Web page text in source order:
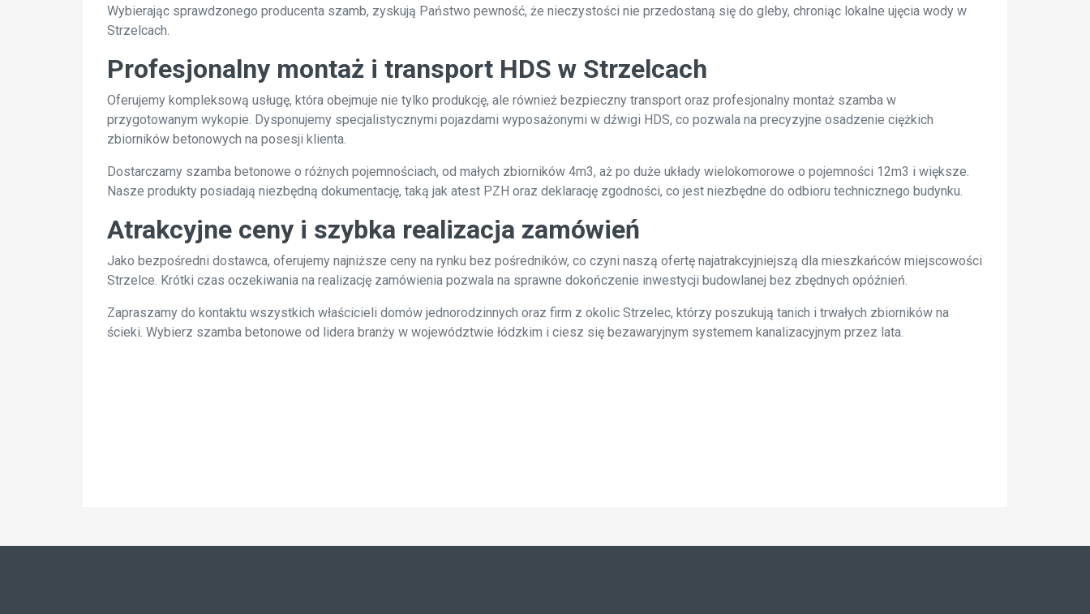
Wybierając sprawdzonego producenta szamb, zyskują Państwo pewność, że nieczystości nie przedostaną się do gleby, chroniąc lokalne ujęcia wody w
Strzelcach.
Profesjonalny montaż i transport HDS w Strzelcach
Oferujemy kompleksową usługę, która obejmuje nie tylko produkcję, ale również bezpieczny transport oraz profesjonalny montaż szamba w
przygotowanym wykopie. Dysponujemy specjalistycznymi pojazdami wyposażonymi w dźwigi HDS, co pozwala na precyzyjne osadzenie ciężkich
zbiorników betonowych na posesji klienta.
Dostarczamy szamba betonowe o różnych pojemnościach, od małych zbiorników 4m3, aż po duże układy wielokomorowe o pojemności 12m3 i większe.
Nasze produkty posiadają niezbędną dokumentację, taką jak atest PZH oraz deklarację zgodności, co jest niezbędne do odbioru technicznego budynku.
Atrakcyjne ceny i szybka realizacja zamówień
Jako bezpośredni dostawca, oferujemy najniższe ceny na rynku bez pośredników, co czyni naszą ofertę najatrakcyjniejszą dla mieszkańców miejscowości
Strzelce. Krótki czas oczekiwania na realizację zamówienia pozwala na sprawne dokończenie inwestycji budowlanej bez zbędnych opóźnień.
Zapraszamy do kontaktu wszystkich właścicieli domów jednorodzinnych oraz firm z okolic Strzelec, którzy poszukują tanich i trwałych zbiorników na
ścieki. Wybierz szamba betonowe od lidera branży w województwie łódzkim i ciesz się bezawaryjnym systemem kanalizacyjnym przez lata.